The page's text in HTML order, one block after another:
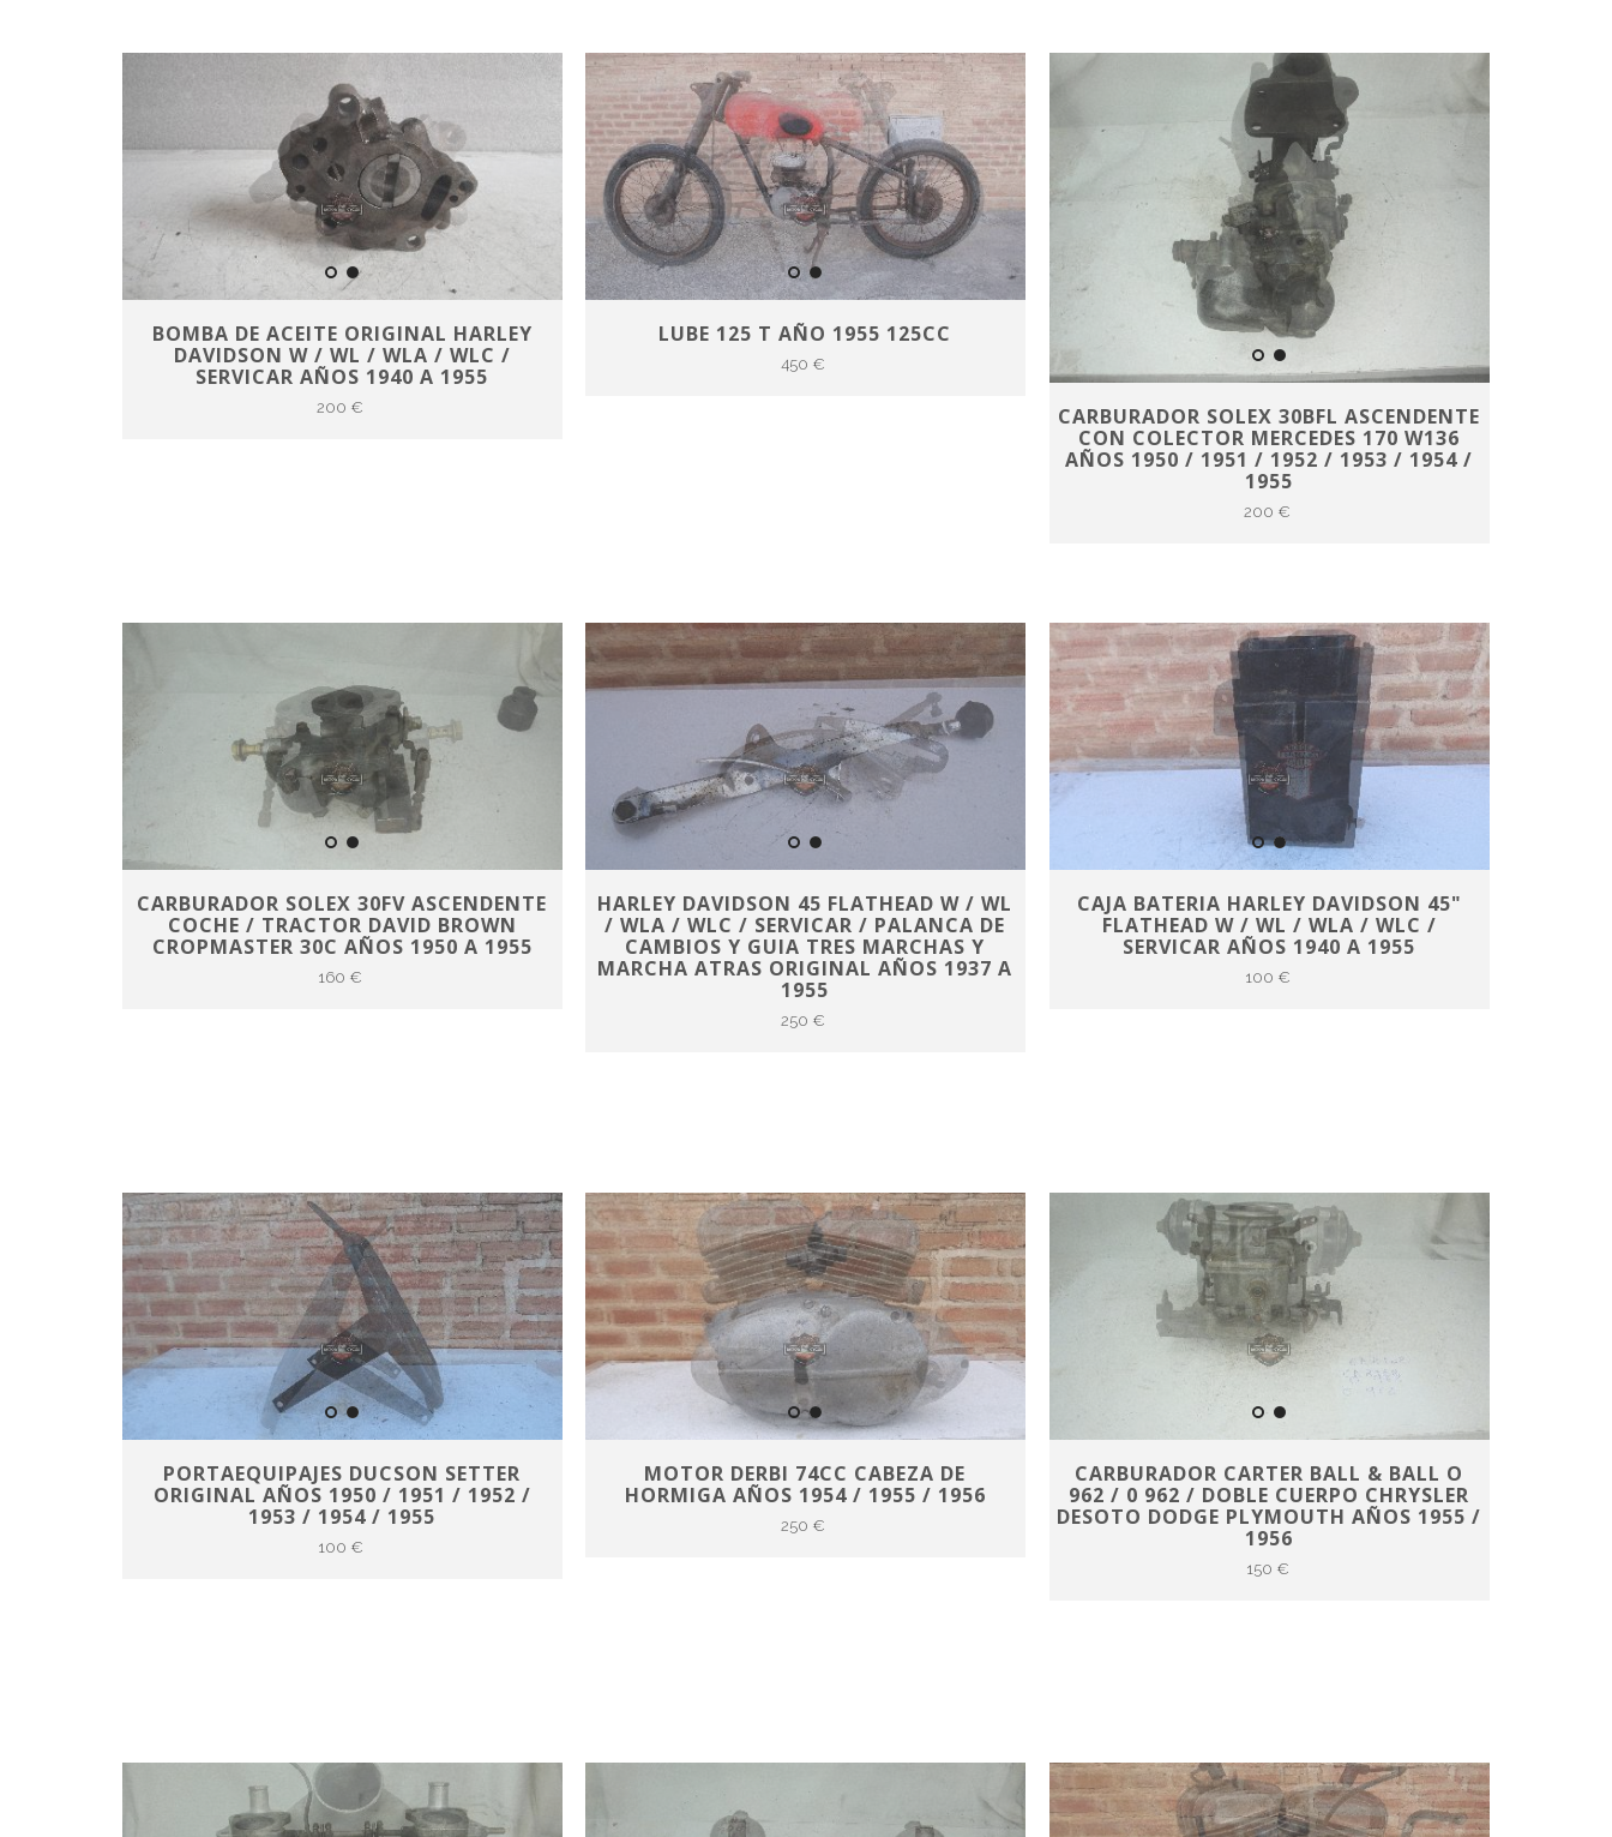
BOMBA DE ACEITE ORIGINAL HARLEY
DAVIDSON W / WL / WLA / WLC /
SERVICAR AÑOS 1940 A 1955
200 €
LUBE 125 T AÑO 1955 125CC
450 €
CARBURADOR SOLEX 30BFL ASCENDENTE
CON COLECTOR MERCEDES 170 W136
AÑOS 1950 / 1951 / 1952 / 1953 / 1954 /
1955
200 €
CARBURADOR SOLEX 30FV ASCENDENTE
COCHE / TRACTOR DAVID BROWN
CROPMASTER 30C AÑOS 1950 A 1955
160 €
HARLEY DAVIDSON 45 FLATHEAD W / WL
/ WLA / WLC / SERVICAR / PALANCA DE
CAMBIOS Y GUIA TRES MARCHAS Y
MARCHA ATRAS ORIGINAL AÑOS 1937 A
1955
250 €
CAJA BATERIA HARLEY DAVIDSON 45"
FLATHEAD W / WL / WLA / WLC /
SERVICAR AÑOS 1940 A 1955
100 €
PORTAEQUIPAJES DUCSON SETTER
ORIGINAL AÑOS 1950 / 1951 / 1952 /
1953 / 1954 / 1955
100 €
MOTOR DERBI 74CC CABEZA DE
HORMIGA AÑOS 1954 / 1955 / 1956
250 €
CARBURADOR CARTER BALL & BALL O
962 / 0 962 / DOBLE CUERPO CHRYSLER
DESOTO DODGE PLYMOUTH AÑOS 1955 /
1956
150 €